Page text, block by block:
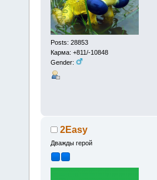
Posts: 28853
Карма: +811/-10848
Gender:
2Easy
Дважды герой